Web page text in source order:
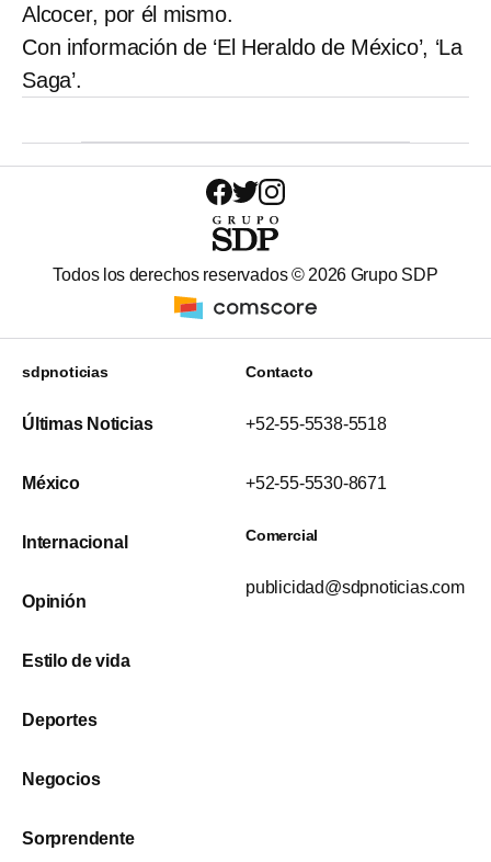
Alcocer, por él mismo.
Con información de ‘El Heraldo de México’, ‘La
Saga’.
Todos los derechos reservados © 2026 Grupo SDP
sdpnoticias
Últimas Noticias
México
Internacional
Opinión
Estilo de vida
Deportes
Negocios
Sorprendente
Contacto
+52-55-5538-5518
+52-55-5530-8671
Comercial
publicidad@sdpnoticias.com